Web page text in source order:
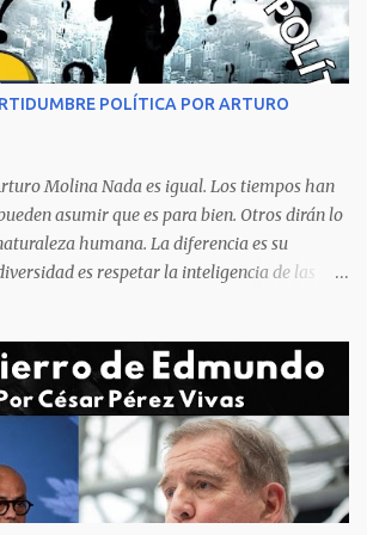
consigue a su lado. La foto habla por si
los platos terminados o tapados, todo en
sentado apacible y sin presentar su
mecánica, que se reflejan en un color
antes de este día fatídico. ...
POLÍTICA POR ARTURO
Molina Nada es igual. Los tiempos han
asumir que es para bien. Otros dirán lo
humana. La diferencia es su
es respetar la inteligencia de las
crear de forma urgente, estrategias
la confianza de los ciudadanos hacia
moral de la sociedad va a
gobernantes, a quienes los devorará la
aliento fresco es la solicitud en la calle. La
y gobernados se construye con
y la transparencia en las actuaciones. El